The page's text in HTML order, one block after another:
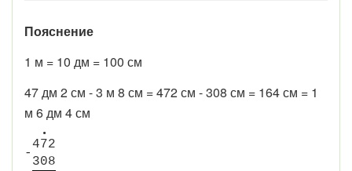
Пояснение
1 м = 10 дм = 100 см
47 дм 2 см - 3 м 8 см = 472 см - 308 см = 164 см = 1
м 6 дм 4 см
•
-
472
308